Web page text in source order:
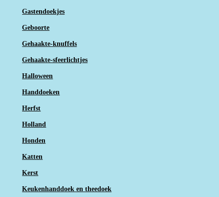
Gastendoekjes
Geboorte
Gehaakte-knuffels
Gehaakte-sfeerlichtjes
Halloween
Handdoeken
Herfst
Holland
Honden
Katten
Kerst
Keukenhanddoek en theedoek